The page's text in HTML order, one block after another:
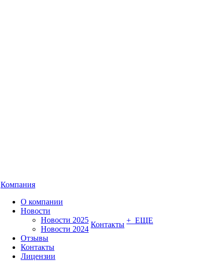
Компания
О компании
Новости
Новости 2025
Новости 2024
Отзывы
Контакты
Лицензии
Контакты + ЕЩЕ